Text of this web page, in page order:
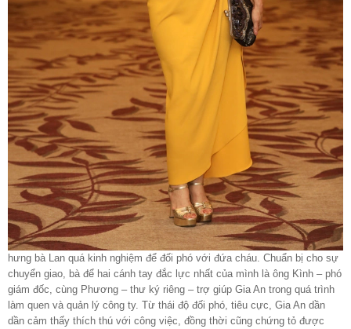
hưng bà Lan quá kinh nghiệm để đối phó với đứa cháu. Chuẩn bị cho sự
chuyển giao, bà để hai cánh tay đắc lực nhất của mình là ông Kình – phó
giám đốc, cùng Phương – thư ký riêng – trợ giúp Gia An trong quá trình
làm quen và quản lý công ty. Từ thái độ đối phó, tiêu cực, Gia An dần
dần cảm thấy thích thú với công việc, đồng thời cũng chứng tỏ được